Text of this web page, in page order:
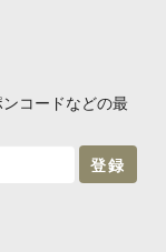
コードなどの最
登録